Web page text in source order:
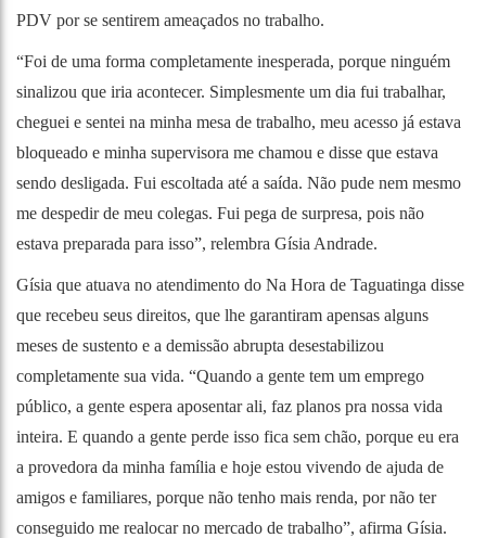
PDV por se sentirem ameaçados no trabalho.
“Foi de uma forma completamente inesperada, porque ninguém
sinalizou que iria acontecer. Simplesmente um dia fui trabalhar,
cheguei e sentei na minha mesa de trabalho, meu acesso já estava
bloqueado e minha supervisora me chamou e disse que estava
sendo desligada. Fui escoltada até a saída. Não pude nem mesmo
me despedir de meu colegas. Fui pega de surpresa, pois não
estava preparada para isso”, relembra Gísia Andrade.
Gísia que atuava no atendimento do Na Hora de Taguatinga disse
que recebeu seus direitos, que lhe garantiram apensas alguns
meses de sustento e a demissão abrupta desestabilizou
completamente sua vida. “Quando a gente tem um emprego
público, a gente espera aposentar ali, faz planos pra nossa vida
inteira. E quando a gente perde isso fica sem chão, porque eu era
a provedora da minha família e hoje estou vivendo de ajuda de
amigos e familiares, porque não tenho mais renda, por não ter
conseguido me realocar no mercado de trabalho”, afirma Gísia.